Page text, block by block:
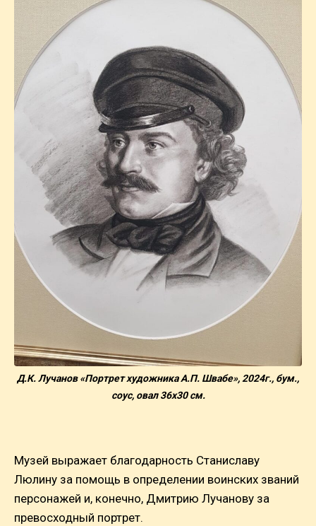
Д.К. Лучанов «Портрет художника А.П. Швабе», 2024г., бум.,
cоус, овал 36х30 см.
Музей выражает благодарность Станиславу
Люлину за помощь в определении воинских званий
персонажей и, конечно, Дмитрию Лучанову за
превосходный портрет.